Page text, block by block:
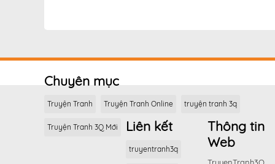
Chương 111.5
Chương 111
Chương 110
Chương 109
Chương 108
Chuyên mục
Truyện Tranh Truyện Tranh Online truyện tranh 3q
Truyện Tranh 3Q Mới Liên kết
truyentranh3q
Thông tin
Web